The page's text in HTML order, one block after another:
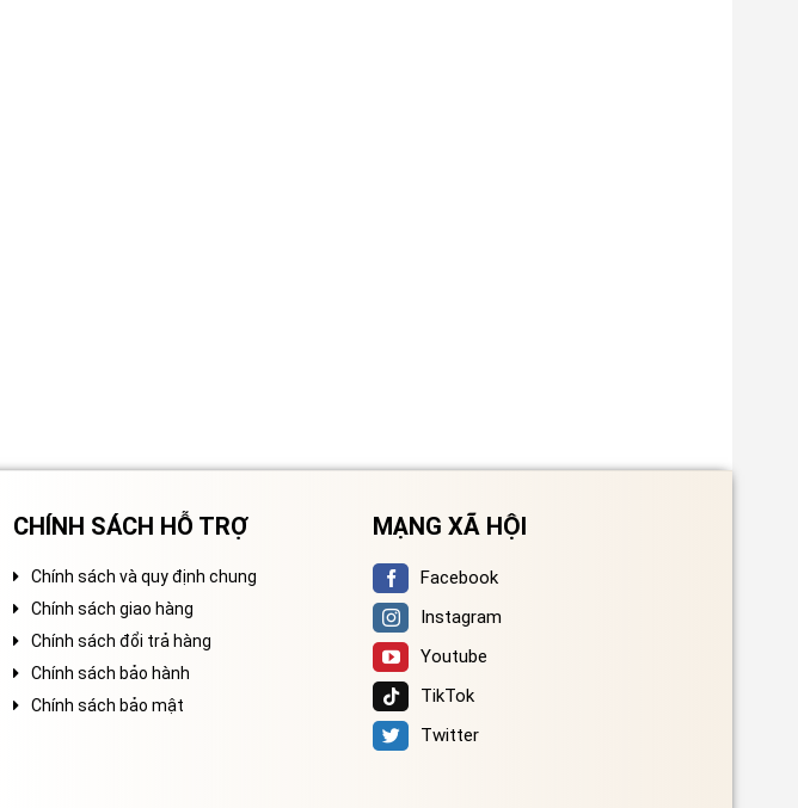
CHÍNH SÁCH HỖ TRỢ
Chính sách và quy định chung
Chính sách giao hàng
Chính sách đổi trả hàng
Chính sách bảo hành
Chính sách bảo mật
MẠNG XÃ HỘI
Facebook
Instagram
Youtube
TikTok
Twitter